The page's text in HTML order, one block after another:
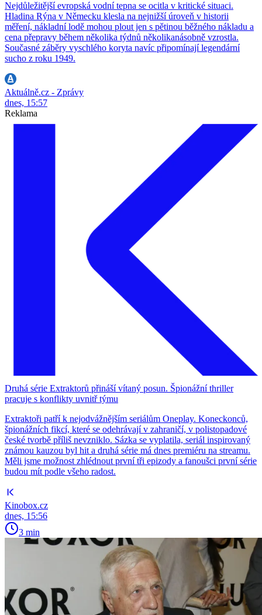
Nejdůležitější evropská vodní tepna se ocitla v kritické situaci.
Hladina Rýna v Německu klesla na nejnižší úroveň v historii
měření, nákladní lodě mohou plout jen s pětinou běžného nákladu a
cena přepravy během několika týdnů několikanásobně vzrostla.
Současné záběry vyschlého koryta navíc připomínají legendární
sucho z roku 1949.
Aktuálně.cz - Zprávy
dnes, 15:57
Reklama
Druhá série Extraktorů přináší vítaný posun. Špionážní thriller
pracuje s konflikty uvnitř týmu
Extraktoři patří k nejodvážnějším seriálům Oneplay. Koneckonců,
špionážních fikcí, které se odehrávají v zahraničí, v polistopadové
české tvorbě příliš nevzniklo. Sázka se vyplatila, seriál inspirovaný
známou kauzou byl hit a druhá série má dnes premiéru na streamu.
Měli jsme možnost zhlédnout první tři epizody a fanoušci první série
budou mít podle všeho radost.
Kinobox.cz
dnes, 15:56
3 min